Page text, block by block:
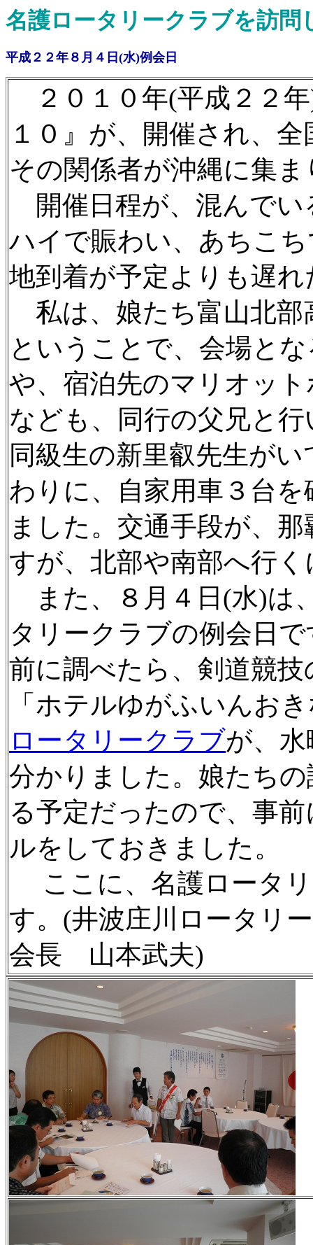
名護ロータリークラブを訪問
平成２２年８月４日(水)例会日
２０１０年(平成２２
１０』が、開催され、
その関係者が沖縄に集
開催日程が、混んでい
ハイで賑わい、あちこ
地到着が予定よりも遅
私は、娘たち富山北部
ということで、会場と
や、宿泊先のマリオッ
なども、同行の父兄と
同級生の新里叡先生が
わりに、自家用車３台
ました。交通手段が、
すが、北部や南部へ行
また、８月４日(水)は
タリークラブの例会日
前に調べたら、剣道競
「ホテルゆがふいんお
ロータリークラブが、
分かりました。娘たち
る予定だったので、事
ルをしておきました。
ここに、名護ロータ
す。(井波庄川ロータリ
会長 山本武夫)